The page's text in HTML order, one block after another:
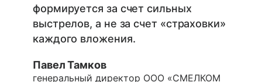
формируется за счет сильных
выстрелов, а не за счет «страховки»
каждого вложения.
Павел Тамков
генеральный директор ООО «СМЕЛКОМ